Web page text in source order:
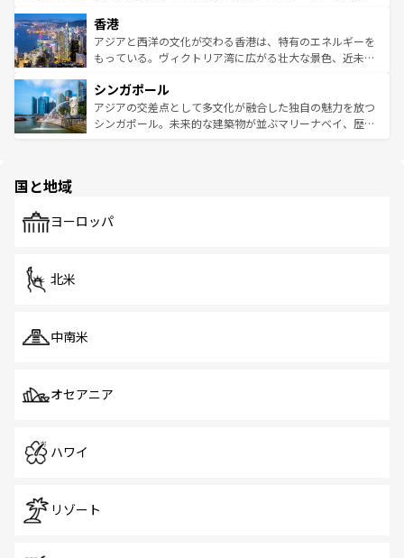
とつ。フォーやバインミー、ベトナムコーヒーなどは、ぜ
ひ現地で味わいたい。どの地域を訪れてもあたたかい人々
が旅行者を迎えてくれるので、きっと忘れられない旅にな
参照してほしい。
の活気が交差している。北部ではチェンマイなどの山岳地
帯で自然と触れ合い、南部ではプーケットやクラビの美し
いビーチでリゾート気分を楽しむことができる。タイ料理
激する。気候は一年中温暖で、どの季節にも異なる楽しみ
が待っている。親しみやすいタイの人々、仏教を中心とし
た文化、そして多様な観光資源が、訪れる旅人を魅了し続
香港
アジアと西洋の文化が交わる香港は、特有のエネルギーを
もっている。ヴィクトリア湾に広がる壮大な景色、近未来
み、どこを訪れても感動するはず。観光スポットが密集し
ており、効率よく見どころを回れるのも魅力。息をのむよ
うな絶景から文化的な体験まで、香港を存分に楽しみ尽く
シンガポール
アジアの交差点として多文化が融合した独自の魅力を放つ
シンガポール。未来的な建築物が並ぶマリーナベイ、歴史
で、ホーカーズは地元の風情を楽しめる外せないスポット
国と地域
ヨーロッパ
北米
中南米
オセアニア
ハワイ
リゾート